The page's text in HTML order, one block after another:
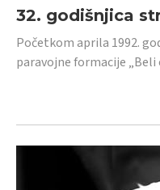
32. godišnjica
Početkom aprila 1992.
paravojne formacije